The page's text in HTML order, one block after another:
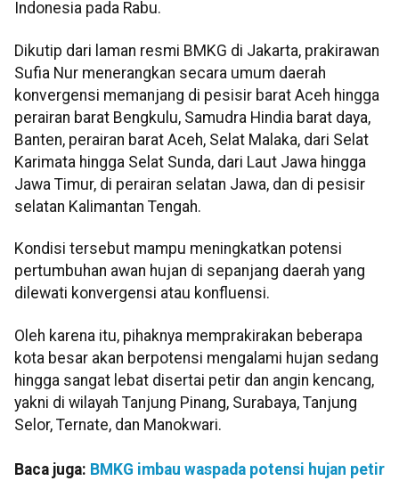
Indonesia pada Rabu.
Dikutip dari laman resmi BMKG di Jakarta, prakirawan
Sufia Nur menerangkan secara umum daerah
konvergensi memanjang di pesisir barat Aceh hingga
perairan barat Bengkulu, Samudra Hindia barat daya,
Banten, perairan barat Aceh, Selat Malaka, dari Selat
Karimata hingga Selat Sunda, dari Laut Jawa hingga
Jawa Timur, di perairan selatan Jawa, dan di pesisir
selatan Kalimantan Tengah.
Kondisi tersebut mampu meningkatkan potensi
pertumbuhan awan hujan di sepanjang daerah yang
dilewati konvergensi atau konfluensi.
Oleh karena itu, pihaknya memprakirakan beberapa
kota besar akan berpotensi mengalami hujan sedang
hingga sangat lebat disertai petir dan angin kencang,
yakni di wilayah Tanjung Pinang, Surabaya, Tanjung
Selor, Ternate, dan Manokwari.
Baca juga: BMKG imbau waspada potensi hujan petir